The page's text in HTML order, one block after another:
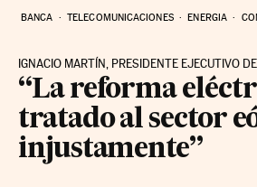
BANCA TELECOMUNICACIONES ENERGIA
IGNACIO MARTÍN, PRESIDENTE EJECUTIVO
“La reforma
tratado al sector
injustamente”